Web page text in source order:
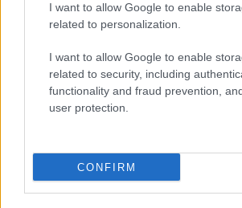
I want to allow Google to enable
related to personalization.
I want to allow Google to enable
related to security, including
functionality and fraud prevention,
user protection.
CONFIRM
Kapcsolódó hírek
MATHEUS CUNHA